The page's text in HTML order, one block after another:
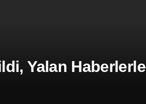
Yalan Haberlerle